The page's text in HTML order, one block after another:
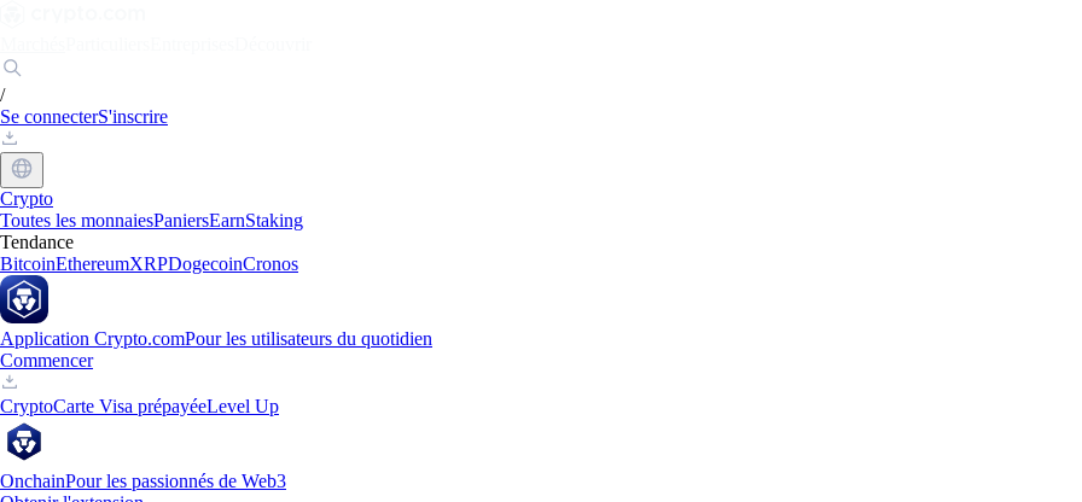
/
Se connecterS'inscrire
Crypto
Toutes les monnaiesPaniersEarnStaking
Tendance
BitcoinEthereumXRPDogecoinCronos
Application Crypto.comPour les utilisateurs du quotidien
Commencer
CryptoCarte Visa prépayéeLevel Up
OnchainPour les passionnés de Web3